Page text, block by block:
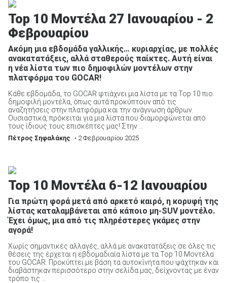
Top 10 Μοντέλα 27 Ιανουαρίου - 2
Φεβρουαρίου
Ακόμη μια εβδομάδα γαλλικής… κυριαρχίας, με πολλές
ανακατατάξεις, αλλά σταθερούς παίκτες. Αυτή είναι
η νέα λίστα των πιο δημοφιλών μοντέλων στην
πλατφόρμα του GOCAR!
Κάθε εβδομάδα, το GOCAR φτιάχνει μια λίστα με τα Top 10 πιο
δημοφιλή μοντέλα, όπως αυτά προκύπτουν από τις
αναζητήσεις στην πλατφόρμα και την ανάγνωση άρθρων.
Ουσιαστικά, πρόκειται για μια λίστα που διαμορφώνεται από
τους ίδιους τους επισκέπτες μας! Στην ...
Πέτρος Σηφαλάκης • 2 Φεβρουαρίου 2025
Top 10 Μοντέλα 6-12 Ιανουαρίου
Για πρώτη φορά μετά από αρκετό καιρό, η κορυφή της
λίστας καταλαμβάνεται από κάποιο μη-SUV μοντέλο.
Έχει όμως, μια από τις πληρέστερες γκάμες στην
αγορά!
Χωρίς σημαντικές αλλαγές, αλλά με ανακατατάξεις σε όλες τις
θέσεις της έρχεται η εβδομαδιαία λίστα με τα Top 10 Μοντέλα
του GOCAR. Προκύπτει με βάση τα αυτοκίνητα που ψάχτηκαν και
διαβάστηκαν περισσότερο στην σελίδα μας, δείχνοντας με έναν
τρόπο τις ...